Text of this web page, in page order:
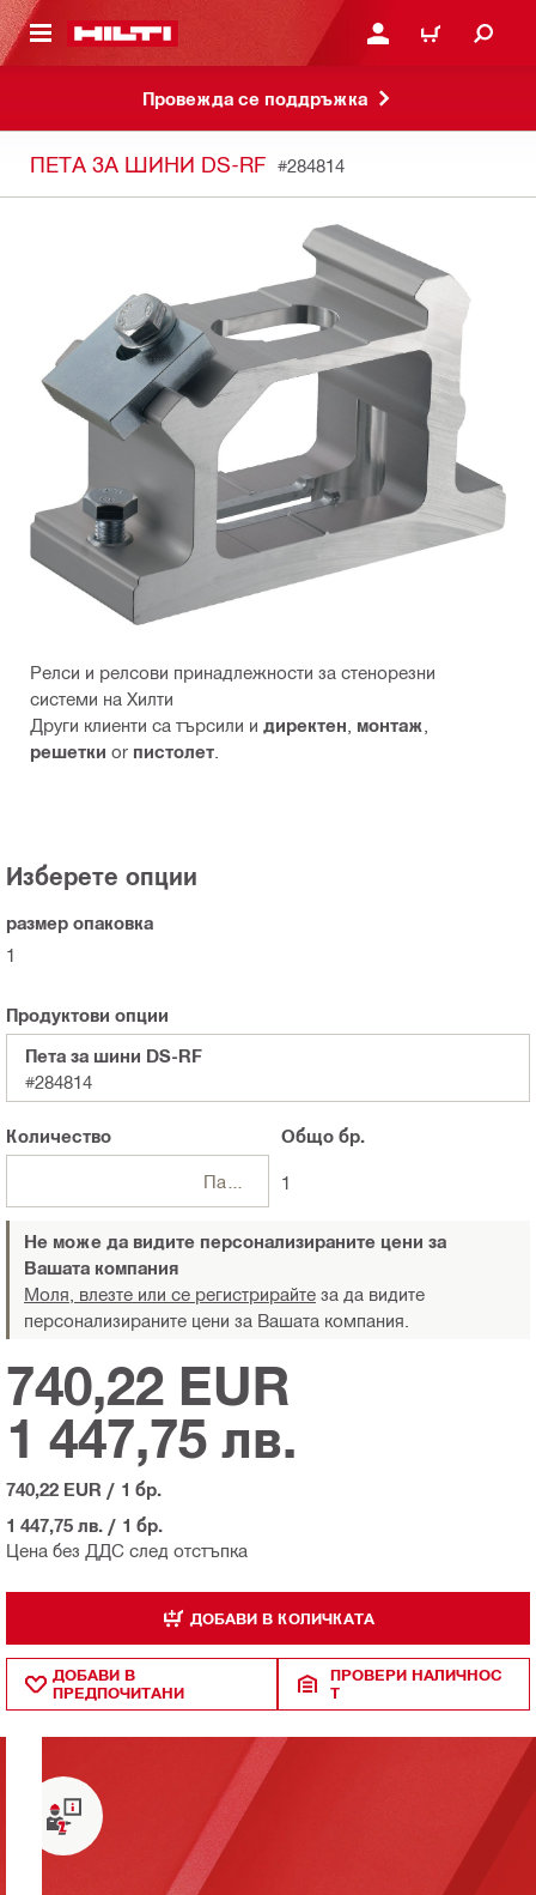
СЪДЪРЖАНИЕ ВЛЕЗ ИЛИ СЕ
КОЛИЧКА
Провежда се поддръжка
ПЕТА ЗА ШИНИ DS-RF #284814
Релси и релсови принадлежности за стенорезни
системи на Хилти
Други клиенти са търсили и директен монтаж
решетки or пистолет
Изберете опции
размер опаковка
1
Продуктови опции
Пета за шини DS-RF
#284814
Количество Общо бр.
1
Не може да видите персонализираните цени за
Вашата компания
Моля, влезте или се регистрирайте за да видите
персонализираните цени за Вашата компания.
Цена без ДДС след отстъпка
740,22 EUR
1 447,75 лв.
740,22 EUR / 1 бр.
1 447,75 лв. / 1 бр.
ДОБАВИ В КОЛИЧКАТА
ДОБАВИ В
ПРЕДПОЧИТАНИ
ПРОВЕРИ НАЛИЧНОС
Т